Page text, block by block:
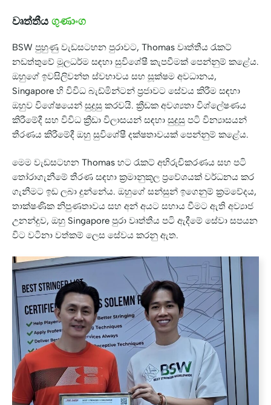
වෘත්තීය ගුණාංග
BSW පුහුණු වැඩසටහන පුරාවට, Thomas වෘත්තීය රැකට්
නඩත්තුවේ මූලධර්ම සඳහා සුවිශේෂී කැපවීමක් පෙන්නුම් කළේය.
ඔහුගේ ඉවසිලිවන්ත ස්වභාවය සහ සූක්ෂම අවධානය,
Singapore හි විවිධ බැඩ්මින්ටන් ප්‍රජාවට සේවය කිරීම සඳහා
ඔහුව විශේෂයෙන් සුදුසු කරවයි. ක්‍රීඩක අවශ්‍යතා විශ්ලේෂණය
කිරීමේදී සහ විවිධ ක්‍රීඩා විලාසයන් සඳහා සුදුසු පටි වින්‍යාසයන්
තීරණය කිරීමේදී ඔහු සුවිශේෂී දක්ෂතාවයක් පෙන්නුම් කළේය.
මෙම වැඩසටහන Thomas හට රැකට් අභිරුචිකරණය සහ පටි
තෝරාගැනීමේ තීරණ සඳහා ක්‍රමානුකූල ප්‍රවේශයක් වර්ධනය කර
ගැනීමට ඉඩ ලබා දුන්නේය. ඔහුගේ සන්සුන් ඉගෙනුම් ක්‍රමවේදය,
තාක්ෂණික නිපුණතාවය සහ අන් අයට සහාය වීමට ඇති අව්‍යාජ
උනන්දුව, ඔහු Singapore පුරා වෘත්තීය පටි ඇදීමේ සේවා සපයන
විට වටිනා වත්කම් ලෙස සේවය කරනු ඇත.